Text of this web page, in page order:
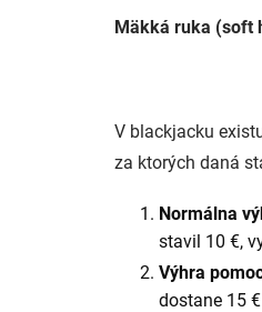
Mäkká ruka (soft
V blackjacku
za ktorých daná
Normálna
stavil 10 €,
Výhra
dostane 15